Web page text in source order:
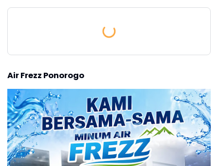
Air Frezz Ponorogo